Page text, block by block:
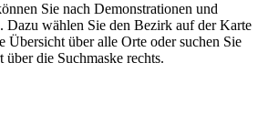
Sie nach Demonstrationen und
Dazu wählen Sie den Bezirk auf der Karte
Übersicht über alle Orte oder suchen Sie
die Suchmaske rechts.